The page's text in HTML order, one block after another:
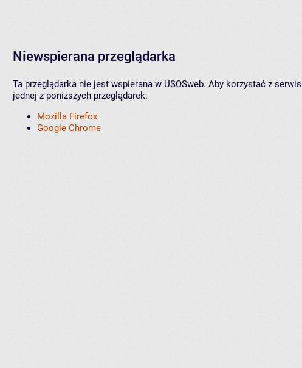
Niewspierana przeglądarka
Ta przeglądarka nie jest wspierana w USOSweb. Aby korzystać z
jednej z poniższych przeglądarek:
Mozilla Firefox
Google Chrome